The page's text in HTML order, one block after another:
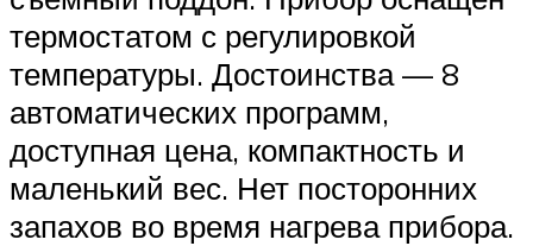
термостатом с регулировкой
температуры. Достоинства — 8
автоматических программ,
доступная цена, компактность и
маленький вес. Нет посторонних
запахов во время нагрева прибора.